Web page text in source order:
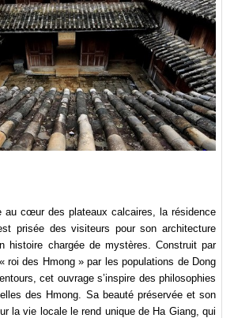
au cœur des plateaux calcaires, la résidence
prisée des visiteurs pour son architecture
histoire chargée de mystères. Construit par
roi des Hmong » par les populations de Dong
cet ouvrage s’inspire des philosophies
des Hmong. Sa beauté préservée et son
la vie locale le rend unique de Ha Giang, qui